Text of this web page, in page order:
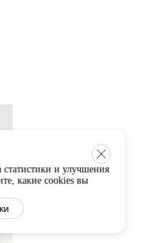
и улучшения
какие cookies вы